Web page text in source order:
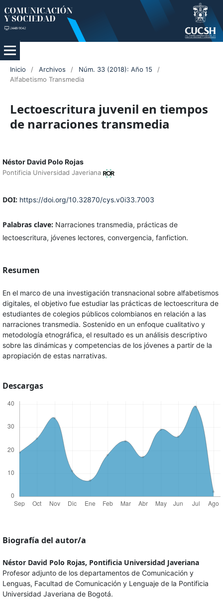
Inicio / Archivos / Núm. 33 (2018): Año 15
/
Alfabetismo Transmedia
Lectoescritura juvenil en tiempos
de narraciones transmedia
Néstor David Polo Rojas
Pontificia Universidad Javeriana
DOI: https://doi.org/10.32870/cys.v0i33.7003
Palabras clave: Narraciones transmedia, prácticas de
lectoescritura, jóvenes lectores, convergencia, fanfiction.
Resumen
En el marco de una investigación transnacional sobre alfabetismos
digitales, el objetivo fue estudiar las prácticas de lectoescritura de
estudiantes de colegios públicos colombianos en relación a las
narraciones transmedia. Sostenido en un enfoque cualitativo y
metodología etnográfica, el resultado es un análisis descriptivo
sobre las dinámicas y competencias de los jóvenes a partir de la
apropiación de estas narrativas.
Descargas
Biografía del autor/a
Néstor David Polo Rojas, Pontificia Universidad Javeriana
Profesor adjunto de los departamentos de Comunicación y
Lenguas, Facultad de Comunicación y Lenguaje de la Pontificia
Universidad Javeriana de Bogotá.